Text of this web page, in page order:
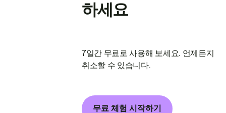
하세요
7일간 무료로 사용해 보세요. 언제든지
취소할 수 있습니다.
무료 체험 시작하기